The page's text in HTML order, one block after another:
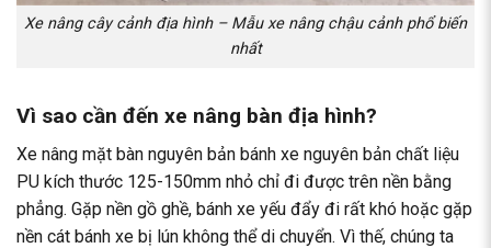
Xe nâng cây cảnh địa hình – Mẫu xe nâng chậu cảnh phổ biến
nhất
Vì sao cần đến xe nâng bàn địa hình?
Xe nâng mặt bàn nguyên bản bánh xe nguyên bản chất liệu
PU kích thước 125-150mm nhỏ chỉ đi được trên nền bằng
phẳng. Gặp nền gồ ghề, bánh xe yếu đẩy đi rất khó hoặc gặp
nền cát bánh xe bị lún không thể di chuyển. Vì thế, chúng ta